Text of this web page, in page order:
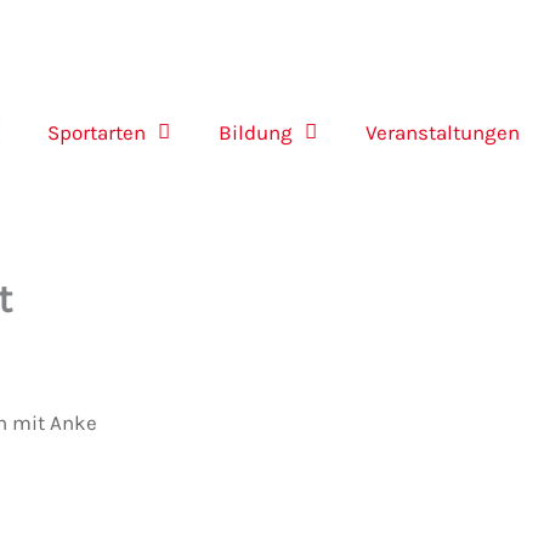
Sportarten Bildung Veranstaltungen